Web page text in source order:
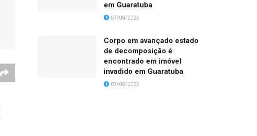
em Guaratuba
07/08/2026
Corpo em avançado estado
de decomposição é
encontrado em imóvel
invadido em Guaratuba
07/08/2026